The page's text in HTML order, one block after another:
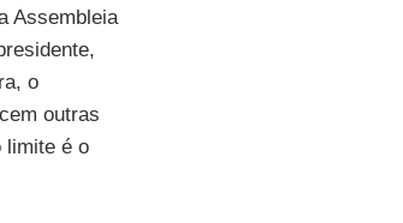
Assembleia
o
outras
limite é o